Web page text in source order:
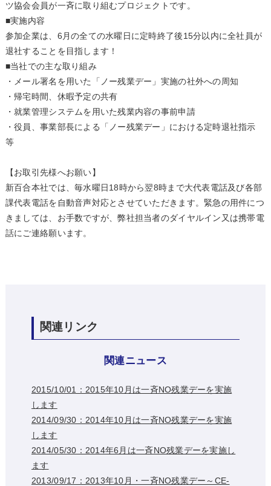
ツ協会会員が一斉に取り組むプロジェクトです。
■実施内容
参加企業は、6月の全ての水曜日に定時終了後15分以内に全社員が
退社することを目指します！
■当社での主な取り組み
・メール署名を用いた「ノー残業デー」実施の社外への周知
・帰宅時間、休暇予定の共有
・就業管理システムを用いた残業内容の事前申請
・役員、事業部長による「ノー残業デー」における定時退社指示
等
【お取引先様へお願い】
新百合本社では、毎水曜日18時から翌8時まで大代表電話及び各部
課代表電話を自動音声対応とさせていただきます。緊急の用件につ
きましては、お手数ですが、弊社担当者のダイヤルイン又は携帯電
話にご連絡願います。
関連リンク
関連ニュース
2015/10/01：2015年10月は一斉NO残業デーを実施
します
2014/09/30：2014年10月は一斉NO残業デーを実施
します
2014/05/30：2014年6月は一斉NO残業デーを実施し
ます
2013/09/17：2013年10月・一斉NO残業デー～CE-